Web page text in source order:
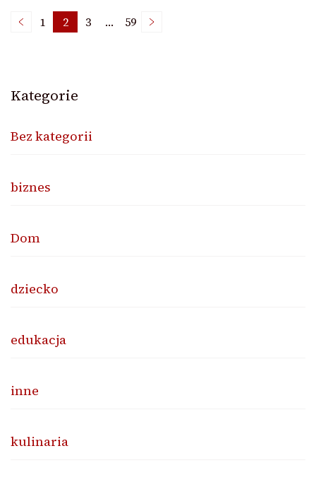
Nawigacja
wpisach
Page
1 Page
2 Page
3 … Page
59
Kategorie
Bez kategorii
biznes
Dom
dziecko
edukacja
inne
kulinaria